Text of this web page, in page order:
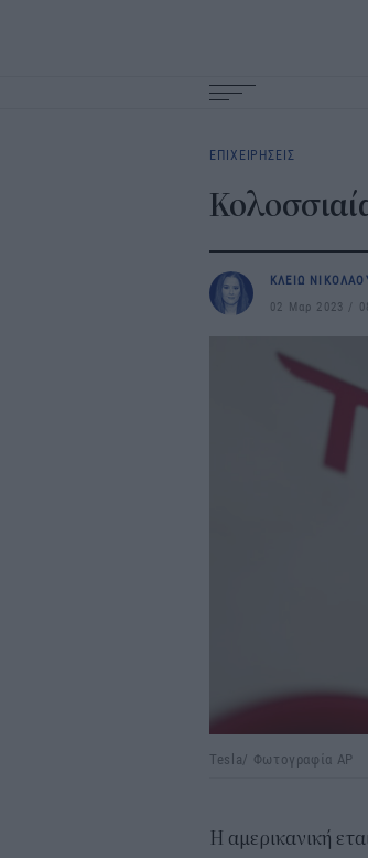
navigation
ΕΠΙΧΕΙΡΗΣΕΙΣ
ΚΛΕΙΩ
02 Μαρ 2023
Tesla/ Φωτογραφία AP
Η αμερικανική